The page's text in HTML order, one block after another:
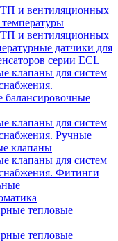
и вентиляционных
температуры
и вентиляционных
датчики для
серии ECL
клапаны для систем
балансировочные
клапаны для систем
Ручные
клапаны
клапаны для систем
Фитинги
тепловые
тепловые